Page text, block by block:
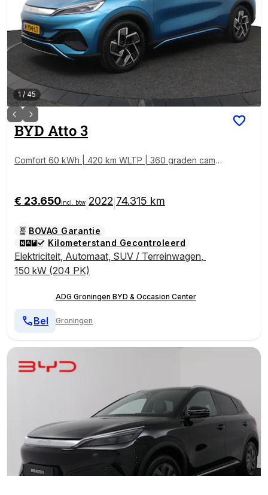
1 / 45
BYD Atto 3
Comfort 60 kWh | 420 km WLTP | 360 graden camer
€ 23.650incl. btw 2022 74.315 km
BOVAG Garantie
Kilometerstand Gecontroleerd
Elektriciteit, Automaat, SUV / Terreinwagen,
150 kW (204 PK)
ADG Groningen BYD & Occasion Center
Groningen
Bel